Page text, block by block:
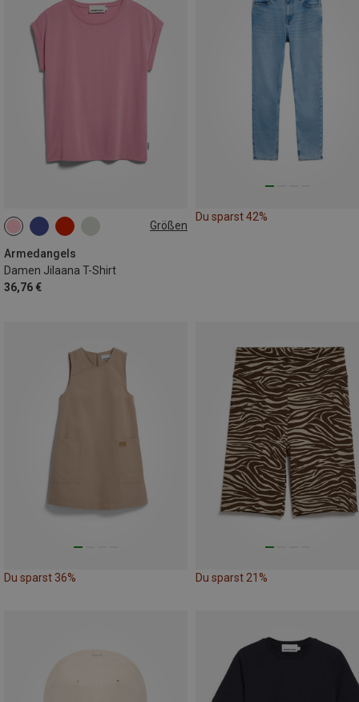
Größen
Armedangels
Damen Jilaana T-Shirt
36,76 €
XS S L XL
Du sparst 42%
Du sparst 36% Du sparst 21%